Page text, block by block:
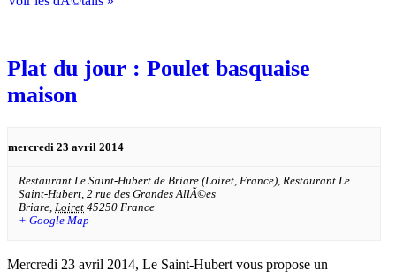
Plat du jour : Poulet basquaise
maison
mercredi 23 avril 2014
Restaurant Le Saint-Hubert de Briare (Loiret, France), Restaurant Le
Saint-Hubert, 2 rue des Grandes AllÃ©es
Briare, Loiret 45250 France
+ Google Map
Mercredi 23 avril 2014, Le Saint-Hubert vous propose un